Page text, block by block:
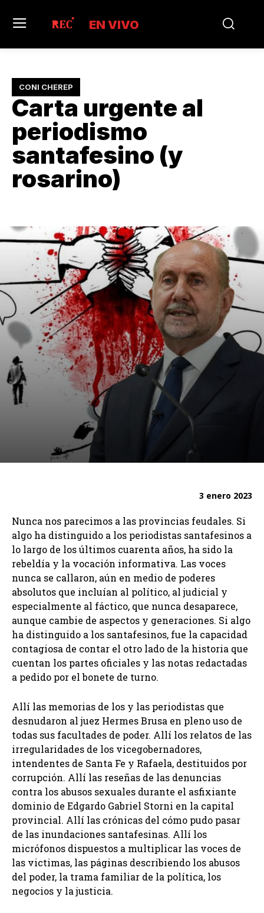
EN VIVO
CONI CHEREP
Carta urgente al
periodismo
santafesino (y
rosarino)
3 enero 2023
Nunca nos parecimos a las provincias feudales. Si
algo ha distinguido a los periodistas santafesinos a
lo largo de los últimos cuarenta años, ha sido la
rebeldía y la vocación informativa. Las voces
nunca se callaron, aún en medio de poderes
absolutos que incluían al político, al judicial y
especialmente al fáctico, que nunca desaparece,
aunque cambie de aspectos y generaciones. Si algo
ha distinguido a los santafesinos, fue la capacidad
contagiosa de contar el otro lado de la historia que
cuentan los partes oficiales y las notas redactadas
a pedido por el bonete de turno.
Allí las memorias de los y las periodistas que
desnudaron al juez Hermes Brusa en pleno uso de
todas sus facultades de poder. Allí los relatos de las
irregularidades de los vicegobernadores,
intendentes de Santa Fe y Rafaela, destituidos por
corrupción. Allí las reseñas de las denuncias
contra los abusos sexuales durante el asfixiante
dominio de Edgardo Gabriel Storni en la capital
provincial. Allí las crónicas del cómo pudo pasar
de las inundaciones santafesinas. Allí los
micrófonos dispuestos a multiplicar las voces de
las victimas, las páginas describiendo los abusos
del poder, la trama familiar de la política, los
negocios y la justicia.